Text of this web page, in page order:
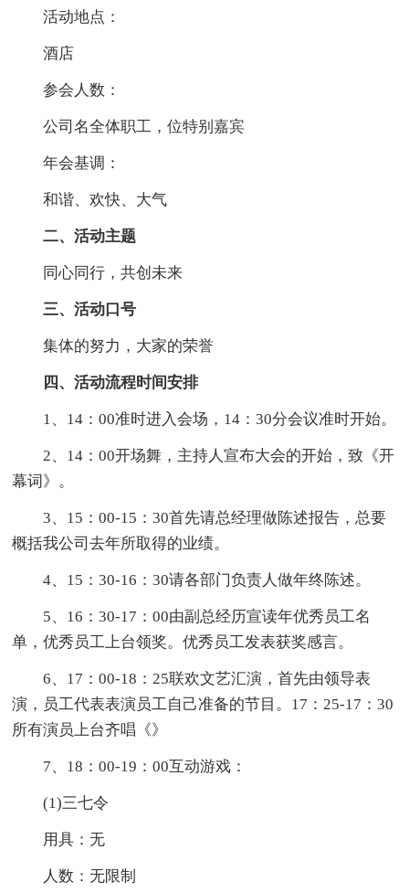
活动地点：
酒店
参会人数：
公司名全体职工，位特别嘉宾
年会基调：
和谐、欢快、大气
二、活动主题
同心同行，共创未来
三、活动口号
集体的努力，大家的荣誉
四、活动流程时间安排
1、14：00准时进入会场，14：30分会议准时开始。
2、14：00开场舞，主持人宣布大会的开始，致《开
幕词》。
3、15：00-15：30首先请总经理做陈述报告，总要
概括我公司去年所取得的业绩。
4、15：30-16：30请各部门负责人做年终陈述。
5、16：30-17：00由副总经历宣读年优秀员工名
单，优秀员工上台领奖。优秀员工发表获奖感言。
6、17：00-18：25联欢文艺汇演，首先由领导表
演，员工代表表演员工自己准备的节目。17：25-17：30
所有演员上台齐唱《》
7、18：00-19：00互动游戏：
(1)三七令
用具：无
人数：无限制